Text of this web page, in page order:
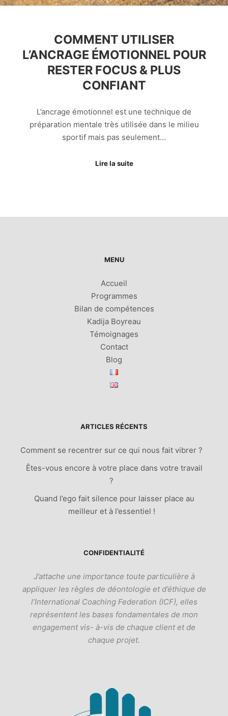
COMMENT UTILISER
L’ANCRAGE ÉMOTIONNEL POUR
RESTER FOCUS & PLUS
CONFIANT
L’ancrage émotionnel est une technique de
préparation mentale très utilisée dans le milieu
sportif mais pas seulement…
Lire la suite
MENU
Accueil
Programmes
Bilan de compétences
Kadija Boyreau
Témoignages
Contact
Blog
ARTICLES RÉCENTS
Comment se recentrer sur ce qui nous fait vibrer ?
Êtes-vous encore à votre place dans votre travail
?
Quand l’ego fait silence pour laisser place au
meilleur et à l’essentiel !
CONFIDENTIALITÉ
J’attache une importance toute particulière à
appliquer les règles de déontologie et d’éthique de
l’International Coaching Federation (ICF), elles
représentent les bases fondamentales de mon
engagement vis- à-vis de chaque client et de
chaque projet.